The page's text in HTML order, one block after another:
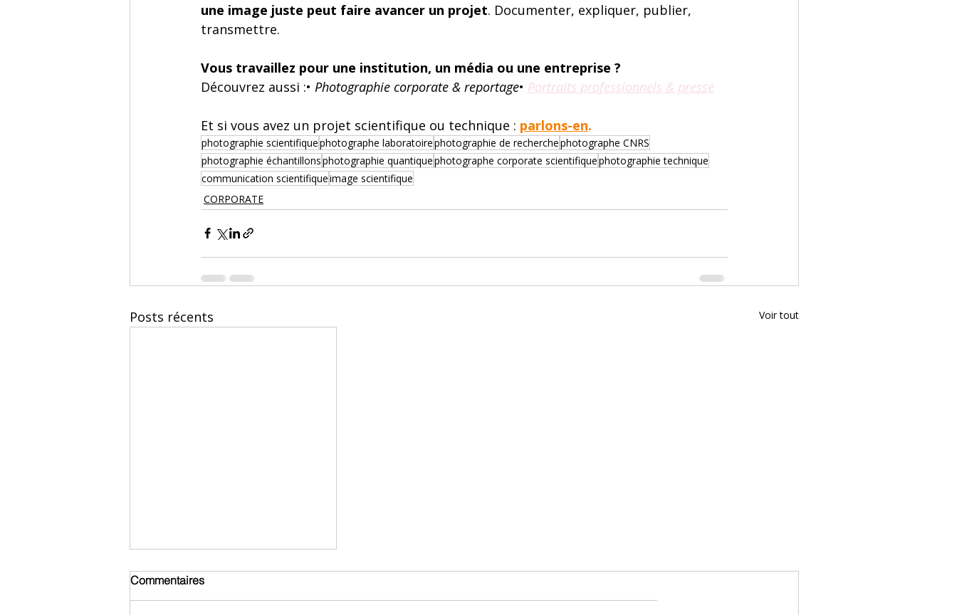
une image juste peut faire avancer un projet. Documenter, expliquer, publier,
transmettre.
Vous travaillez pour une institution, un média ou une entreprise ?
Découvrez aussi :• Photographie corporate & reportage• Portraits professionnels & presse
Et si vous avez un projet scientifique ou technique : parlons-en.
photographie scientifiquephotographe laboratoirephotographie de recherchephotographe CNRS
photographie échantillonsphotographie quantiquephotographe corporate scientifiquephotographie technique
communication scientifiqueimage scientifique
CORPORATE
Posts récents Voir tout
Commentaires